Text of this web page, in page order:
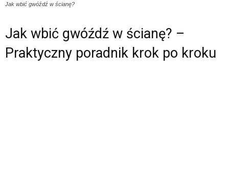
Jak wbić gwóźdź w ścianę?
Jak wbić gwóźdź w ścianę? –
Praktyczny poradnik krok po kroku